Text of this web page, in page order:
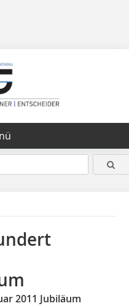
2011 Jubiläum